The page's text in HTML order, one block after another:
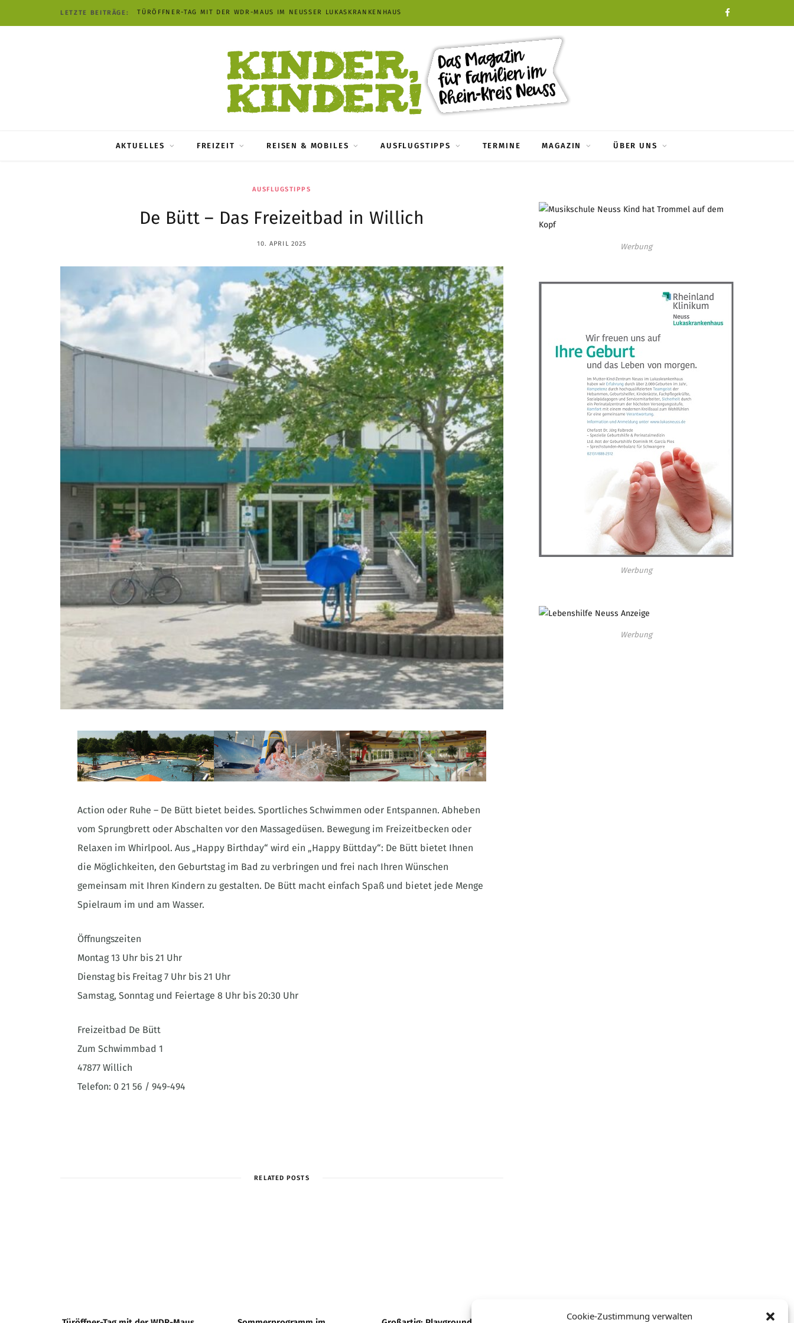
Cookie-Zustimmung verwalten
LETZTE BEITRÄGE: TÜRÖFFNER-TAG MIT DER WDR-MAUS IM NEUSSER LUKASKRANKENHAUS
AKTUELLES FREIZEIT REISEN & MOBILES AUSFLUGSTIPPS TERMINE MAGAZIN ÜBER UNS
AUSFLUGSTIPPS
De Bütt – Das Freizeitbad in Willich
10. APRIL 2025
Action oder Ruhe – De Bütt bietet beides. Sportliches Schwimmen oder Entspannen. Abheben
vom Sprungbrett oder Abschalten vor den Massagedüsen. Bewegung im Freizeitbecken oder
Relaxen im Whirlpool. Aus „Happy Birthday“ wird ein „Happy Büttday“: De Bütt bietet Ihnen
die Möglichkeiten, den Geburtstag im Bad zu verbringen und frei nach Ihren Wünschen
gemeinsam mit Ihren Kindern zu gestalten. De Bütt macht einfach Spaß und bietet jede Menge
Spielraum im und am Wasser.
Öffnungszeiten
Montag 13 Uhr bis 21 Uhr
Dienstag bis Freitag 7 Uhr bis 21 Uhr
Samstag, Sonntag und Feiertage 8 Uhr bis 20:30 Uhr
Freizeitbad De Bütt
Zum Schwimmbad 1
47877 Willich
Telefon: 0 21 56 / 949-494
RELATED POSTS
Werbung
Werbung
Werbung